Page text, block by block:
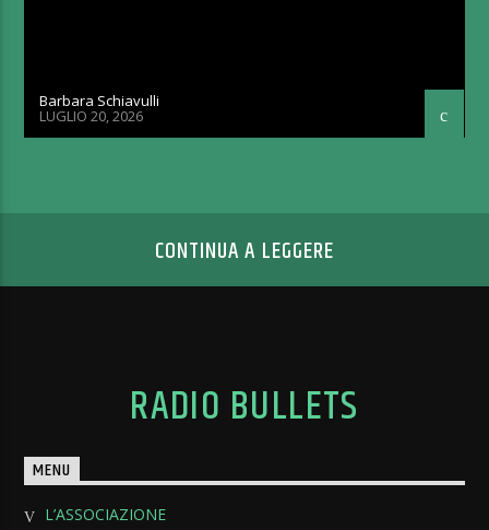
Barbara Schiavulli
LUGLIO 20, 2026
CONTINUA A LEGGERE
RADIO BULLETS
MENU
L’ASSOCIAZIONE